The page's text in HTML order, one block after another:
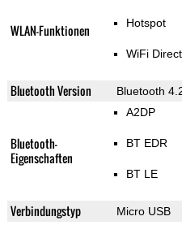
WLAN-Funktionen Hotspot
WiFi Direct
Bluetooth Version Bluetooth
Bluetooth-
Eigenschaften
A2DP
BT EDR
BT LE
Verbindungstyp Micro USB